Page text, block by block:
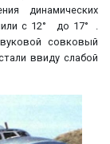
динамических
с 12° до 17° .
совковый
ввиду слабой